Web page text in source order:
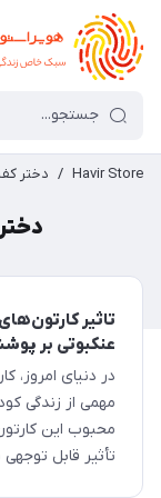
Havir Store
/ دختر
تاثیر
عنکبوتی بر
در دنیای امروز،
مهمی از زندگی
محبوب این
تأثیر قابل توجهی